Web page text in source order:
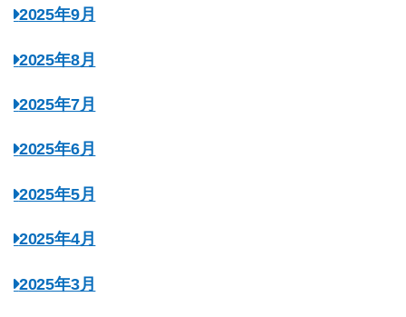
2025年9月
2025年8月
2025年7月
2025年6月
2025年5月
2025年4月
2025年3月